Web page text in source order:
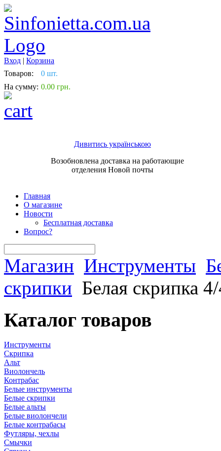
Вход | Корзина
Товаров:
0 шт.
На сумму: 0.00 грн.
Дивитись українською
Возобновлена доставка на работающие
отделения Новой почты
Главная
О магазине
Новости
Бесплатная доставка
Вопрос?
Магазин Инструменты
скрипки Белая скрипка
Каталог товаров
Инструменты
Скрипка
Альт
Виолончель
Контрабас
Белые инструменты
Белые скрипки
Белые альты
Белые виолончели
Белые контрабасы
Футляры, чехлы
Смычки